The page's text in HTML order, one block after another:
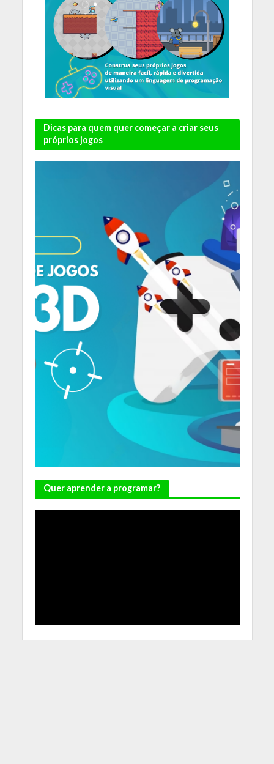
Dicas para quem quer começar a criar seus
próprios jogos
Quer aprender a programar?